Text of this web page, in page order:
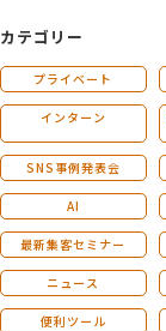
ホーム
サービス
SNS広報
カテゴリー
プライベート
インターン
SNS事例発表会
AI
最新集客セミナー
ニュース
便利ツール